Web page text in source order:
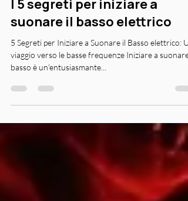
9 lug 2024 Tempo di lettura: 3 min
I 5 segreti per iniziare a
suonare il basso elettrico
5 Segreti per Iniziare a Suonare il Basso elettrico:
viaggio verso le basse frequenze Iniziare a suonare